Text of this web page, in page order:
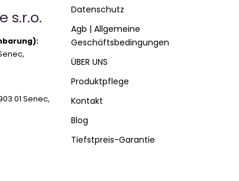
s.r.o.
01 Senec,
Datenschutz
Agb | Allgemeine
Geschäftsbedingungen
ÜBER UNS
Produktpflege
Kontakt
Blog
Tiefstpreis-Garantie